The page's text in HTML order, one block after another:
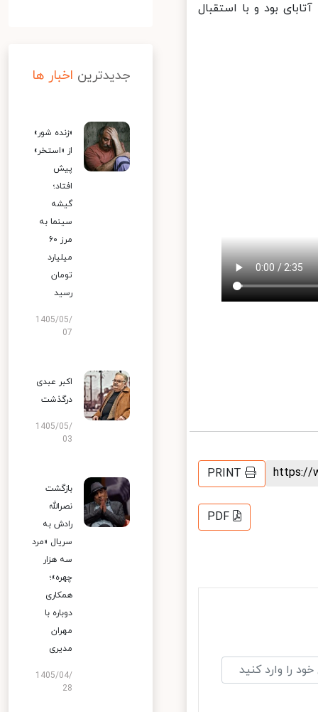
بود و با استقبال
PRINT
PDF
جدیدترین اخبار ها
«زنده شور»
از «استخر»
پیش
افتاد؛
گیشه
سینما به
مرز ۶۰
میلیارد
تومان
رسید
1405/05/
07
اکبر عبدی
درگذشت
1405/05/
03
بازگشت
نصرالله
رادش به
سریال «مرد
سه هزار
چهره»؛
همکاری
دوباره با
مهران
مدیری
1405/04/
28